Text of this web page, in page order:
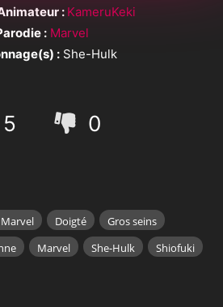
: KameruKeki
: Marvel
: She-Hulk
5 0
Doigté
Gros seins
Marvel She-Hulk
Shiofuki